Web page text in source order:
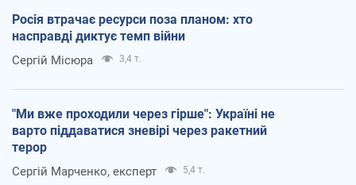
Росія втрачає ресурси поза планом: хто
насправді диктує темп війни
Сергій Місюра 3,4 т.
"Ми вже проходили через гірше": Україні не
варто піддаватися зневірі через ракетний
терор
Сергій Марченко, експерт 5,4 т.